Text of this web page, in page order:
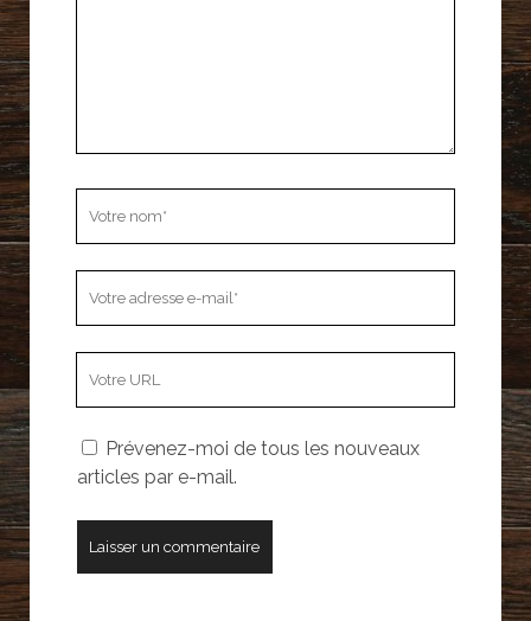
mail
votre
site
Prévenez-moi de tous les nouveaux
articles par e-mail.